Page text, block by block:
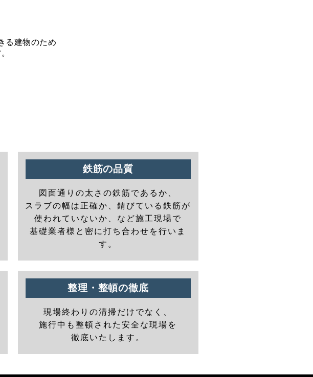
る建物のため
鉄筋の品質
図面通りの太さの鉄筋であるか、
スラブの幅は正確か、錆びている鉄筋が
使われていないか、など施工現場で
基礎業者様と密に打ち合わせを行いま
す。
整理・整頓の徹底
現場終わりの清掃だけでなく、
施行中も整頓された安全な現場を
徹底いたします。